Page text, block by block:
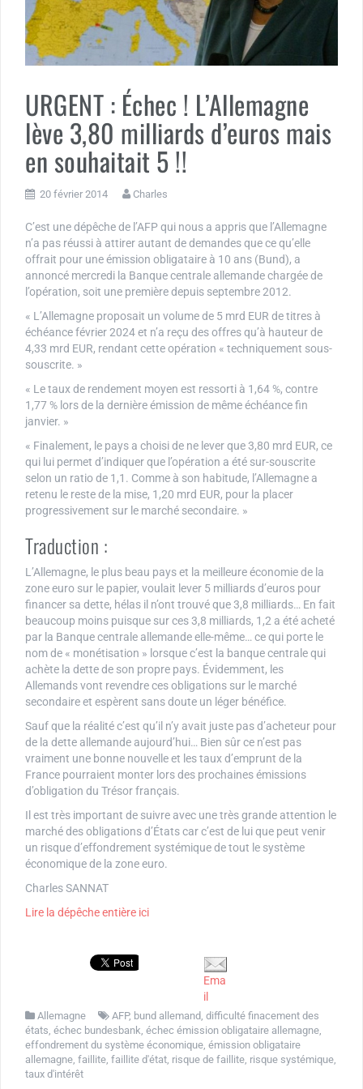
URGENT : Échec ! L’Allemagne
lève 3,80 milliards d’euros mais
en souhaitait 5 !!
20 février 2014 Charles
C’est une dépêche de l’AFP qui nous a appris que l’Allemagne
n’a pas réussi à attirer autant de demandes que ce qu’elle
offrait pour une émission obligataire à 10 ans (Bund), a
annoncé mercredi la Banque centrale allemande chargée de
l’opération, soit une première depuis septembre 2012.
« L’Allemagne proposait un volume de 5 mrd EUR de titres à
échéance février 2024 et n’a reçu des offres qu’à hauteur de
4,33 mrd EUR, rendant cette opération « techniquement sous-
souscrite. »
« Le taux de rendement moyen est ressorti à 1,64 %, contre
1,77 % lors de la dernière émission de même échéance fin
janvier. »
« Finalement, le pays a choisi de ne lever que 3,80 mrd EUR, ce
qui lui permet d’indiquer que l’opération a été sur-souscrite
selon un ratio de 1,1. Comme à son habitude, l’Allemagne a
retenu le reste de la mise, 1,20 mrd EUR, pour la placer
progressivement sur le marché secondaire. »
Traduction :
L’Allemagne, le plus beau pays et la meilleure économie de la
zone euro sur le papier, voulait lever 5 milliards d’euros pour
financer sa dette, hélas il n’ont trouvé que 3,8 milliards… En fait
beaucoup moins puisque sur ces 3,8 milliards, 1,2 a été acheté
par la Banque centrale allemande elle-même… ce qui porte le
nom de « monétisation » lorsque c’est la banque centrale qui
achète la dette de son propre pays. Évidemment, les
Allemands vont revendre ces obligations sur le marché
secondaire et espèrent sans doute un léger bénéfice.
Sauf que la réalité c’est qu’il n’y avait juste pas d’acheteur pour
de la dette allemande aujourd’hui… Bien sûr ce n’est pas
vraiment une bonne nouvelle et les taux d’emprunt de la
France pourraient monter lors des prochaines émissions
d’obligation du Trésor français.
Il est très important de suivre avec une très grande attention le
marché des obligations d’États car c’est de lui que peut venir
un risque d’effondrement systémique de tout le système
économique de la zone euro.
Charles SANNAT
Lire la dépêche entière ici
Ema
il
Allemagne AFP, bund allemand , difficulté finacement des
états, échec bundesbank, échec émission obligataire allemagne,
effondrement du système économique, émission obligataire
allemagne, faillite, faillite d'état, risque de faillite, risque systémique,
taux d'intérêt